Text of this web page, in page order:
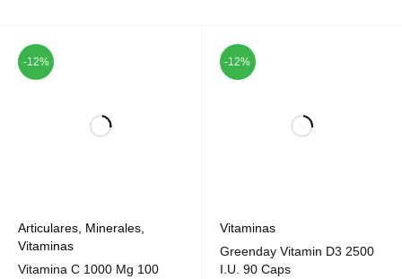
-12%
Articulares, Minerales,
Vitaminas
Vitamina C 1000 Mg 100
-12%
Vitaminas
Greenday Vitamin D3 2500
I.U. 90 Caps